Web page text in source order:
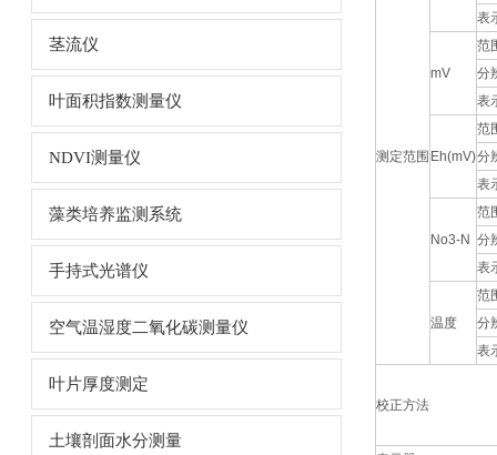
茎流仪
叶面积指数测量仪
NDVI测量仪
藻类培养监测系统
手持式光谱仪
空气温湿度二氧化碳测量仪
叶片厚度测定
土壤剖面水分测量
测定范围
表
mV
范
分
表
Eh(mV)
范
分
表
No3-N
范
分
表
温度
范
分
表
校正方法